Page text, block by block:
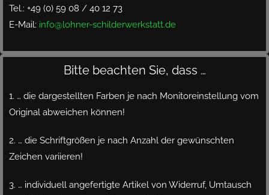
Tel.: +49 (0) 59 08 / 40 12 73
E-Mail: info@lohner-schilderwerkstatt.de
Bitte beachten Sie, dass …
1. … die dargestellten Farben je nach Monitoreinstellung vom
Original abweichen können!
2. … die Schriftgrößen je nach Anzahl der gewünschten
Zeichen variieren!
3. … individuell angefertigte Artikel von Widerruf, Umtausch